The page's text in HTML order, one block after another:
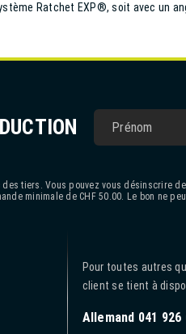
Ratchet EXP®, soit avec un
tiers. Vous pouvez vous désinscrire
minimale de CHF 50.00. Le bon ne
Pour toutes autres
client se tient à
Allemand 041 926